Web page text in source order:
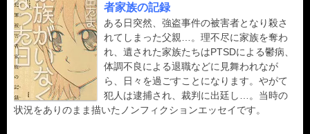
者家族の記録
ある日突然、強盗事件の被害者となり殺さ
れてしまった父親…。理不尽に家族を奪わ
れ、遺された家族たちはPTSDによる鬱病、
体調不良による退職などに見舞われなが
ら、日々を過ごすことになります。やがて
犯人は逮捕され、裁判に出廷し…。当時の
状況をありのまま描いたノンフィクションエッセイです。